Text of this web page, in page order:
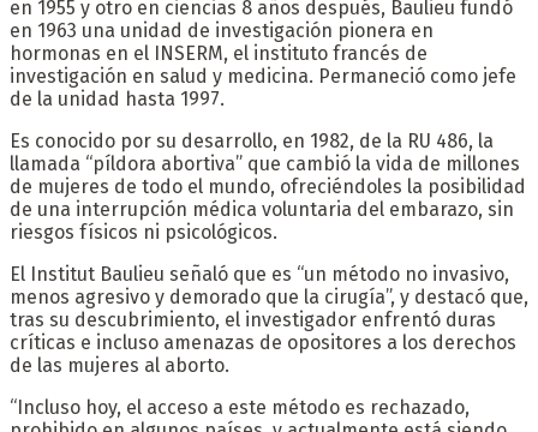
en 1955 y otro en ciencias 8 años después, Baulieu fundó
en 1963 una unidad de investigación pionera en
hormonas en el INSERM, el instituto francés de
investigación en salud y medicina. Permaneció como jefe
de la unidad hasta 1997.
Es conocido por su desarrollo, en 1982, de la RU 486, la
llamada “píldora abortiva” que cambió la vida de millones
de mujeres de todo el mundo, ofreciéndoles la posibilidad
de una interrupción médica voluntaria del embarazo, sin
riesgos físicos ni psicológicos.
El Institut Baulieu señaló que es “un método no invasivo,
menos agresivo y demorado que la cirugía”, y destacó que,
tras su descubrimiento, el investigador enfrentó duras
críticas e incluso amenazas de opositores a los derechos
de las mujeres al aborto.
“Incluso hoy, el acceso a este método es rechazado,